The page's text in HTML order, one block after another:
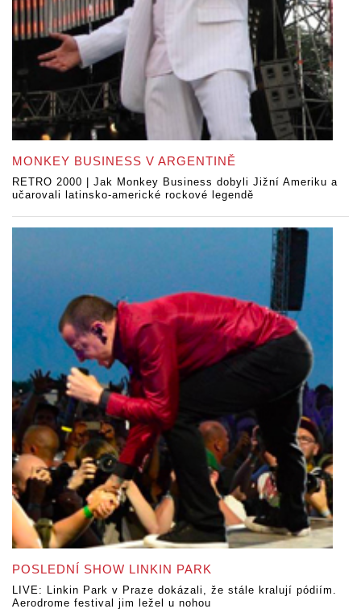
MONKEY BUSINESS V ARGENTINĚ
RETRO 2000 | Jak Monkey Business dobyli Jižní Ameriku a
učarovali latinsko-americké rockové legendě
POSLEDNÍ SHOW LINKIN PARK
LIVE: Linkin Park v Praze dokázali, že stále kralují pódiím.
Aerodrome festival jim ležel u nohou